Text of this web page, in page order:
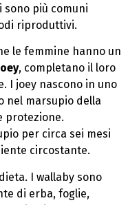
più comuni
riproduttivi.
le femmine hanno un
, completano il loro
I joey nascono in uno
nel marsupio della
protezione.
per circa sei mesi
circostante.
I wallaby sono
di erba, foglie,